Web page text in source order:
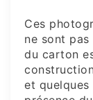
Ces
ne sont
du carton
et quelques